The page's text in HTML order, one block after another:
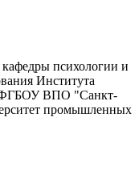
кафедры психологии и
Института
ФГБОУ ВПО "Санкт-
промышленных